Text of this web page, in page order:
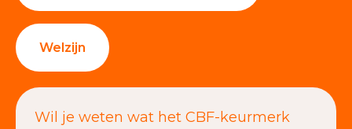
Welzijn
Wil je weten wat het CBF-keurmerk